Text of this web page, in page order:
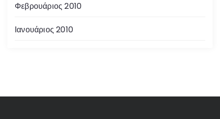
Φεβρουάριος 2010
Ιανουάριος 2010